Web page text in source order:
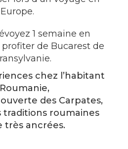
Europe.
1 semaine en
de Bucarest de
chez l’habitant
des Carpates,
traditions roumaines
très ancrées.